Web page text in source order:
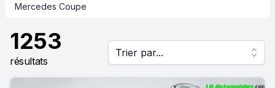
Mercedes Coupe
1253
résultats
Trier par...